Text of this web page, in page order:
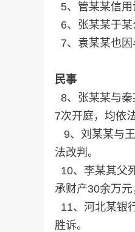
5、管某某信用
6、张某某于
7、袁某某也
民事
8、张某某与
7次开庭，均依
9、刘某某与
法改判。
10、李某其父
承财产30余万元
11、河北某银
胜诉。